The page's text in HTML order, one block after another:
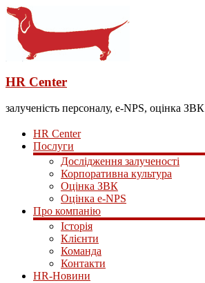
HR Center
залученість персоналу, e-NPS, оцінка ЗВК
HR Center
Послуги
Дослідження залученості
Корпоративна культура
Оцінка ЗВК
Оцінка e-NPS
Про компанію
Історія
Клієнти
Команда
Контакти
HR-Новини